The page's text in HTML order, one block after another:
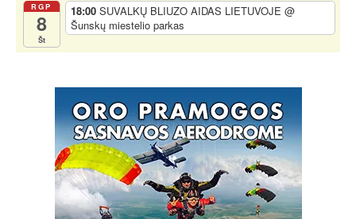
RGP
8
Št
18:00 SUVALKŲ BLIUZO AIDAS LIETUVOJE @
Šunskų miestelio parkas